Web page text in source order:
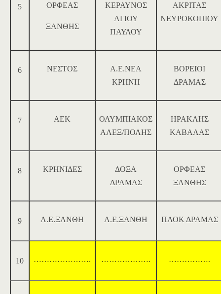
5 ΟΡΦΕΑΣ
ΞΑΝΘΗΣ
ΚΕΡΑΥΝΟΣ
ΑΓΙΟΥ
ΠΑΥΛΟΥ
ΑΚΡΙΤΑΣ
ΝΕΥΡΟΚΟΠΙΟΥ
6 ΝΕΣΤΟΣ
Α.Ε.ΝΕΑ
ΚΡΗΝΗ
ΒΟΡΕΙΟΙ
ΔΡΑΜΑΣ
7 ΑΕΚ
ΟΛΥΜΠΙΑΚΟΣ
ΑΛΕΞ/ΠΟΛΗΣ
ΗΡΑΚΛΗΣ
ΚΑΒΑΛΑΣ
8 ΚΡΗΝΙΔΕΣ
ΔΟΞΑ
ΔΡΑΜΑΣ
ΟΡΦΕΑΣ
ΞΑΝΘΗΣ
9 Α.Ε.ΞΑΝΘΗ Α.Ε.ΞΑΝΘΗ ΠΑΟΚ ΔΡΑΜΑΣ
10 …………………. ………………. …………….